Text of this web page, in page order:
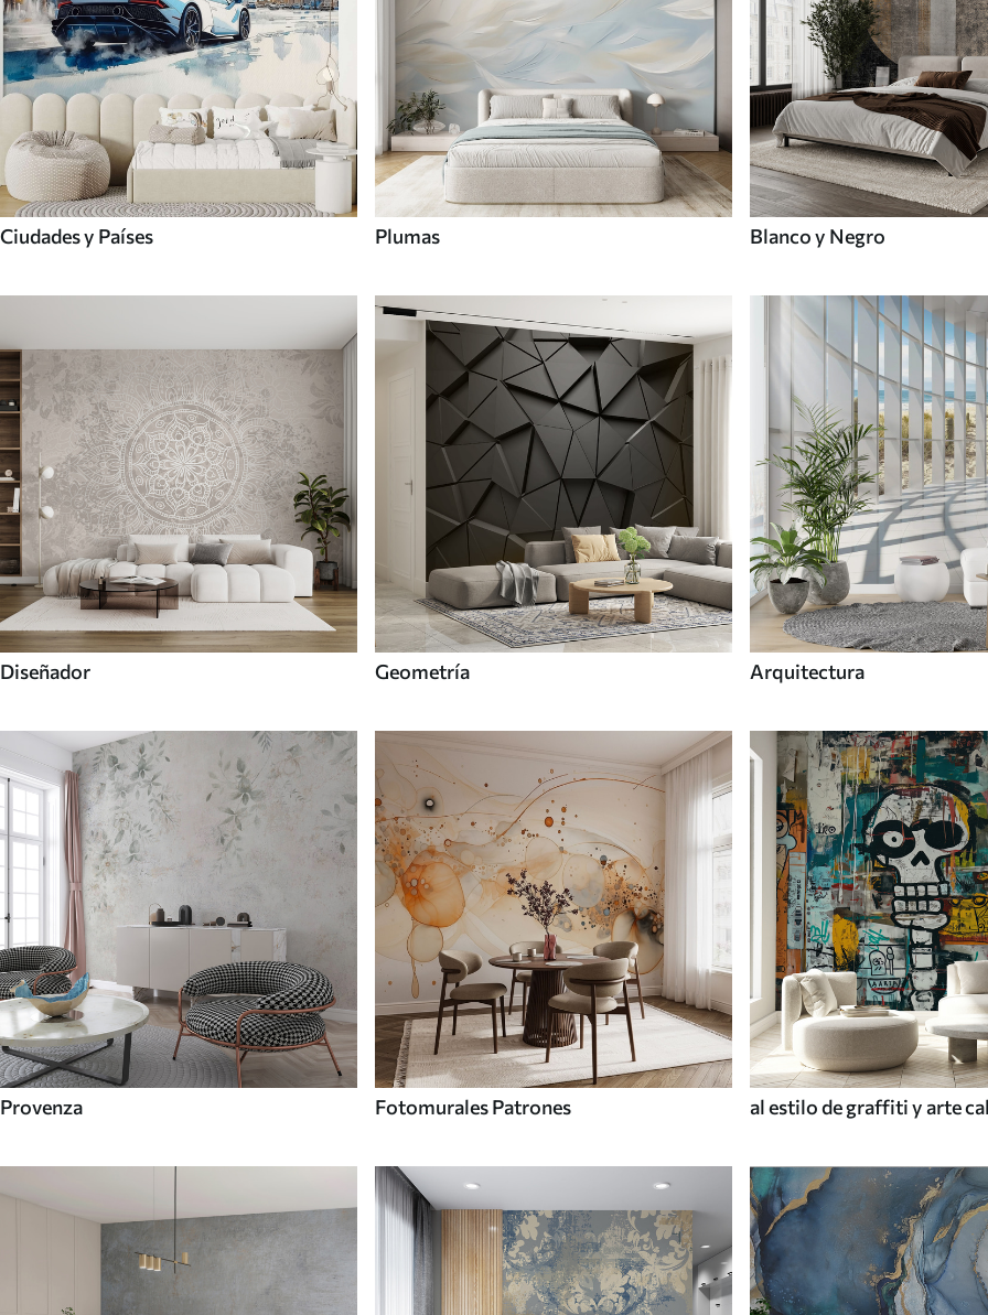
Ciudades y Países Plumas Blanco y Negro
Diseñador Geometría Arquitectura
Provenza Fotomurales Patrones al estilo de graffiti y arte